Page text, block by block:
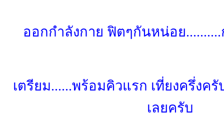
ออกกำลังกาย ฟิตๆกันหน่อย
เตรียม......พร้อมคิวแรก เที่ยงครึ่งค
เลยครับ